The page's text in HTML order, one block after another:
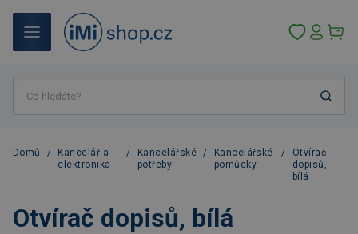
Domů /
Kancelář a
elektronika
/
Kancelářské
potřeby
/
Kancelářské
pomůcky
/
Otvírač
dopisů,
bílá
Otvírač dopisů, bílá